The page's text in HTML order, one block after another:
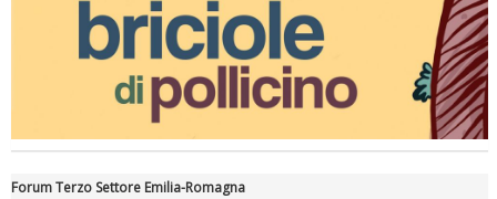
Forum Terzo Settore Emilia-Romagna